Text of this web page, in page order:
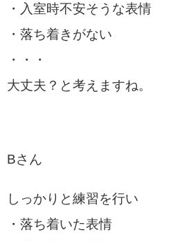
・入室時不安そうな表情
・落ち着きがない
・・・
大丈夫？と考えますね。
Bさん
しっかりと練習を行い
・落ち着いた表情